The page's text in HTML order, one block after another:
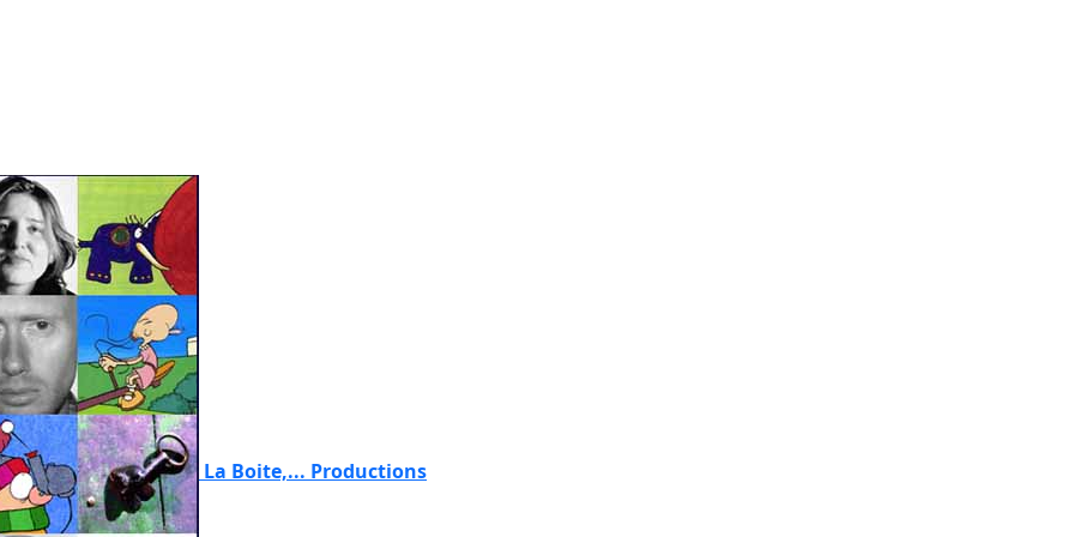
La Boite,... Productions